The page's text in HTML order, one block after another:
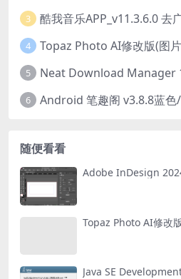
3 酷我音乐APP_v11.3.6.0 去
4 Topaz Photo AI修改版(图
5
6
随便看看
Adobe InDesign
Topaz Photo AI修改
Java SE